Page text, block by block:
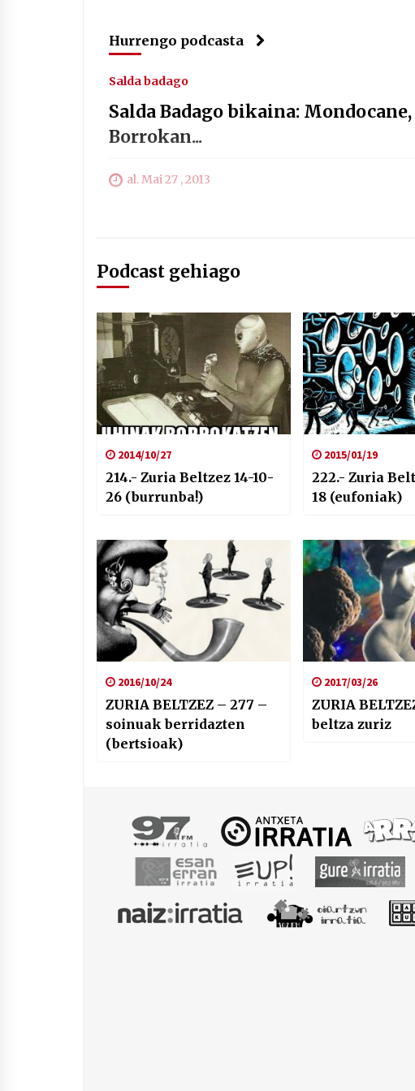
Hurrengo podcasta
Salda badago
Salda Badago bikaina:
Borrokan...
al. Mai 27 , 2013
Podcast gehiago
2014/10/27
214.- Zuria Beltzez 14-10-
26 (burrunba!)
2015/01/19
222.- Zuria
18 (eufoniak)
2016/10/24
ZURIA BELTZEZ – 277 –
soinuak berridazten
(bertsioak)
2017/03/26
ZURIA
beltza zuriz